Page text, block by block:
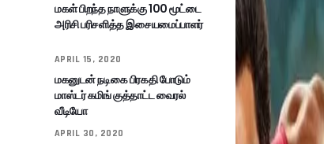
மகள் பிறந்த நாளுக்கு 100 மூட்டை
அரிசி பரிசளித்த இசையமைப்பாளர்
APRIL 15, 2020
மகனுடன் நடிகை பிரகதி போடும்
மாஸ்டர் கமிங் குத்தாட்ட வைரல்
வீடியோ
APRIL 30, 2020